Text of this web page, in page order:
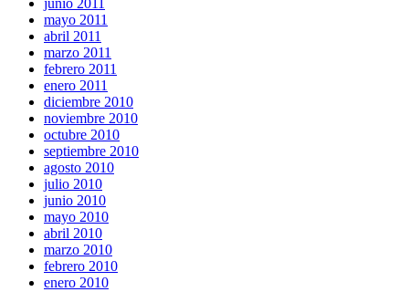
junio 2011
mayo 2011
abril 2011
marzo 2011
febrero 2011
enero 2011
diciembre 2010
noviembre 2010
octubre 2010
septiembre 2010
agosto 2010
julio 2010
junio 2010
mayo 2010
abril 2010
marzo 2010
febrero 2010
enero 2010